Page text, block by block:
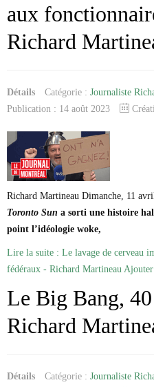
aux
Richard
Détails Catégorie : Journaliste
Publication : 14 août 2023
Richard Martineau Dimanche, 11
Toronto Sun a sorti une histoire
point l’idéologie woke,
Lire la suite : Le lavage de cerveau
fédéraux - Richard Martineau
Le Big Bang,
Richard
Détails Catégorie : Journaliste